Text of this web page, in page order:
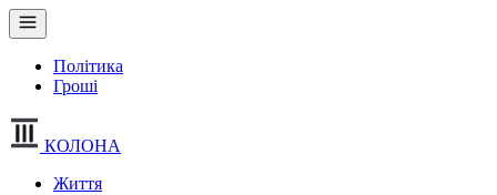
Політика
Гроші
КОЛОНА
Життя